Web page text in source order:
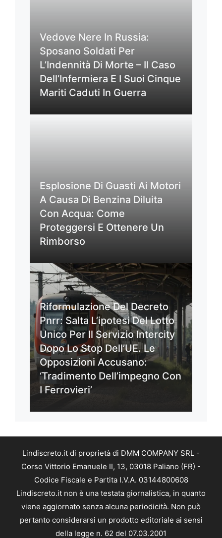
Vedove Nere In Russia:
Sposano Soldati Per
L’Indennità Di Morte – Il Caso
Dell’Infermiera E I Suoi Cinque
Mariti Caduti In Guerra
Esplosione Di Guasti Ai Motori
A Causa Di Benzina Diluita
Con Acqua: Come
Proteggersi E Ottenere Un
Rimborso
Riformulazione Del Decreto
Pnrr: Salta L’ipotesi Del Lotto
Unico Per Il Servizio Intercity
Dopo Lo Stop Dell’UE. Le
Opposizioni Accusano:
‘Tradimento Dell’impegno Con
I Ferrovieri’
Lindiscreto.it di proprietà di DMM COMPANY SRL -
Corso Vittorio Emanuele II, 13, 03018 Paliano (FR) -
Codice Fiscale e Partita I.V.A. 03144800608
Lindiscreto.it non è una testata giornalistica, in quanto
viene aggiornato senza alcuna periodicità. Non può
pertanto considerarsi un prodotto editoriale ai sensi
della legge n. 62 del 07.03.2001